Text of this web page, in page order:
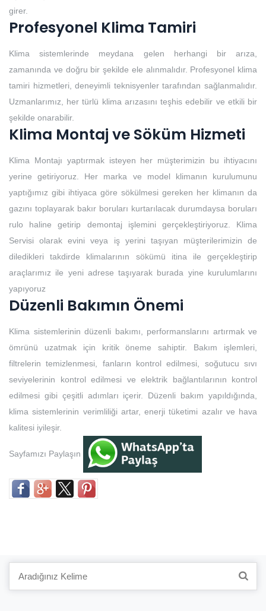
girer.
Profesyonel Klima Tamiri
Klima sistemlerinde meydana gelen herhangi bir arıza,
zamanında ve doğru bir şekilde ele alınmalıdır. Profesyonel klima
tamiri hizmetleri, deneyimli teknisyenler tarafından sağlanmalıdır.
Uzmanlarımız, her türlü klima arızasını teşhis edebilir ve etkili bir
şekilde onarabilir.
Klima Montaj ve Söküm Hizmeti
Klima Montajı yaptırmak isteyen her müşterimizin bu ihtiyacını
yerine getiriyoruz. Her marka ve model klimanın kurulumunu
yaptığımız gibi ihtiyaca göre sökülmesi gereken her klimanın da
gazını toplayarak bakır boruları kurtarılacak durumdaysa boruları
rulo haline getirip demontaj işlemini gerçekleştiriyoruz. Klima
Servisi olarak evini veya iş yerini taşıyan müşterilerimizin de
diledikleri takdirde klimalarının sökümü itina ile gerçekleştirip
araçlarımız ile yeni adrese taşıyarak burada yine kurulumlarını
yapıyoruz
Düzenli Bakımın Önemi
Klima sistemlerinin düzenli bakımı, performanslarını artırmak ve
ömrünü uzatmak için kritik öneme sahiptir. Bakım işlemleri,
filtrelerin temizlenmesi, fanların kontrol edilmesi, soğutucu sıvı
seviyelerinin kontrol edilmesi ve elektrik bağlantılarının kontrol
edilmesi gibi çeşitli adımları içerir. Düzenli bakım yapıldığında,
klima sistemlerinin verimliliği artar, enerji tüketimi azalır ve hava
kalitesi iyileşir.
Sayfamızı Paylaşın